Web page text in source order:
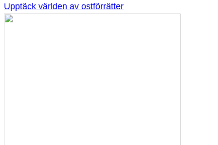
Upptäck världen av ostförrätter